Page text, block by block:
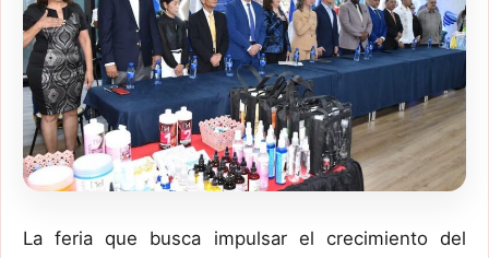
La feria que busca impulsar el crecimiento del